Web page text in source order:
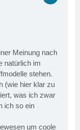
Meinung nach
natürlich im
stehen.
(wie hier klar zu
was ich zwar
ich so ein
um coole